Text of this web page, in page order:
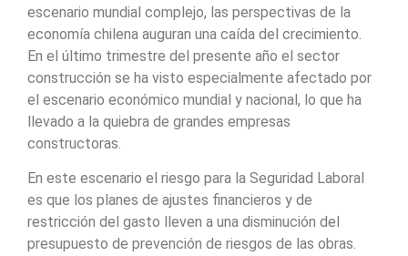
escenario mundial complejo, las perspectivas de la
economía chilena auguran una caída del crecimiento.
En el último trimestre del presente año el sector
construcción se ha visto especialmente afectado por
el escenario económico mundial y nacional, lo que ha
llevado a la quiebra de grandes empresas
constructoras.
En este escenario el riesgo para la Seguridad Laboral
es que los planes de ajustes financieros y de
restricción del gasto lleven a una disminución del
presupuesto de prevención de riesgos de las obras.